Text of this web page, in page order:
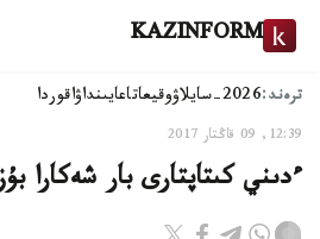
KAZINFORM
ترەند:2026-سايلاۋ وقيعاتاعايىنداۋاقوردا
12:39, 09 قاڭتار 2017
ءدىني كىتاپتارى بار شەكارا